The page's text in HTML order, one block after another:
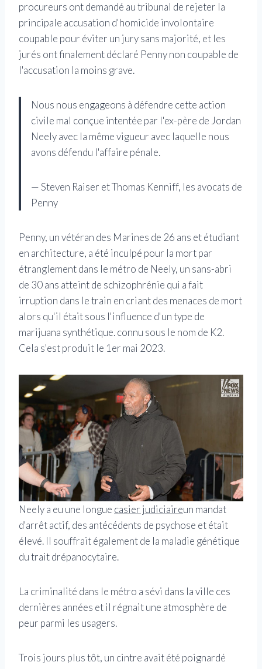
procureurs ont demandé au tribunal de rejeter la
principale accusation d'homicide involontaire
coupable pour éviter un jury sans majorité, et les
jurés ont finalement déclaré Penny non coupable de
l'accusation la moins grave.
Nous nous engageons à défendre cette action
civile mal conçue intentée par l'ex-père de Jordan
Neely avec la même vigueur avec laquelle nous
avons défendu l'affaire pénale.
— Steven Raiser et Thomas Kenniff, les avocats de
Penny
Penny, un vétéran des Marines de 26 ans et étudiant
en architecture, a été inculpé pour la mort par
étranglement dans le métro de Neely, un sans-abri
de 30 ans atteint de schizophrénie qui a fait
irruption dans le train en criant des menaces de mort
alors qu'il était sous l'influence d'un type de
marijuana synthétique. connu sous le nom de K2.
Cela s'est produit le 1er mai 2023.
Neely a eu une longue casier judiciaireun mandat
d'arrêt actif, des antécédents de psychose et était
élevé. Il souffrait également de la maladie génétique
du trait drépanocytaire.
La criminalité dans le métro a sévi dans la ville ces
dernières années et il régnait une atmosphère de
peur parmi les usagers.
Trois jours plus tôt, un cintre avait été poignardé